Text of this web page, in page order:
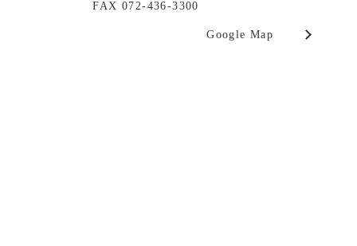
FAX 072-436-3300
Google Map